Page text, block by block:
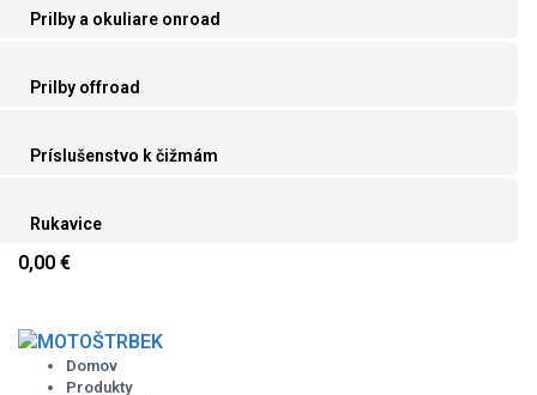
Prilby a okuliare onroad
Prilby offroad
Príslušenstvo k čižmám
Rukavice
0,00 €
contentDomov
Produkty